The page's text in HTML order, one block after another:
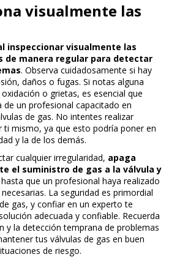
visualmente las
inspeccionar visualmente las
de manera regular para detectar
. Observa cuidadosamente si hay
daños o fugas. Si notas alguna
o grietas, es esencial que
de un profesional capacitado en
de gas. No intentes realizar
ti mismo, ya que esto podría poner en
y la de los demás.
cualquier irregularidad, apaga
el suministro de gas a la válvula y
hasta que un profesional haya realizado
La seguridad es primordial
gas, y confiar en un experto te
adecuada y confiable. Recuerda
y la detección temprana de problemas
tus válvulas de gas en buen
de riesgo.